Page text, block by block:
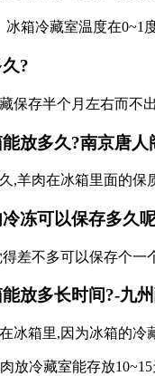
箱冷藏室温度在0~1
?
保存半个月左右而不
放多久?南京唐人
,羊肉在冰箱里面的保
冻可以保存多久
差不多可以保存个一
放多长时间?-九
冰箱里,因为冰箱的
放冷藏室能存放